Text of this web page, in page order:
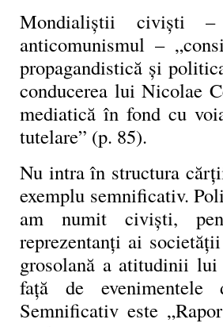
Mondialiștii civiști –
anticomunismul –
propagandistică și
conducerea lui Nicolae
mediatică în fond cu
tutelare” (p. 85).
Nu intra în structura
exemplu semnificativ.
am numit civiști,
reprezentanți ai
grosolană a atitudinii
față de evenimentele
Semnificativ este